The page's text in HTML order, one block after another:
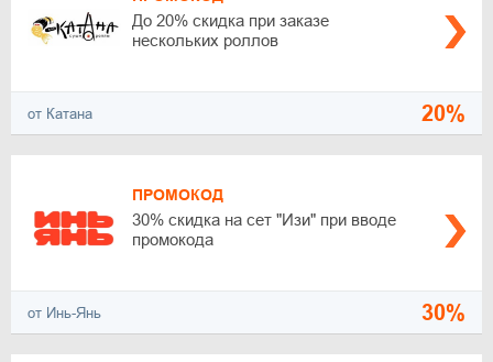
До 20% скидка при заказе
нескольких роллов
от Катана 20%
ПРОМОКОД
30% скидка на сет "Изи" при вводе
промокода
от Инь-Янь 30%